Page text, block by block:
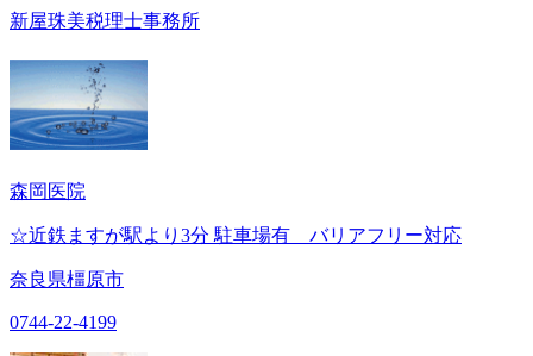
新屋珠美税理士事務所
森岡医院
☆近鉄ますが駅より3分 駐車場有 バリアフリー対応
奈良県橿原市
0744-22-4199